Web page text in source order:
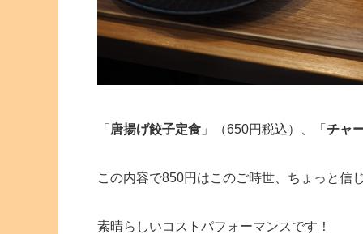
「 唐揚げ餃子定食 」（650円税込）、「 チャ
この内容で850円はこのご時世、ちょっと信
素晴らしいコストパフォーマンスです！